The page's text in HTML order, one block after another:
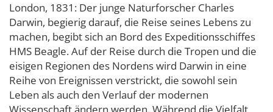
London, 1831: Der junge Naturforscher Charles
Darwin, begierig darauf, die Reise seines Lebens zu
machen, begibt sich an Bord des Expeditionsschiffes
HMS Beagle. Auf der Reise durch die Tropen und die
eisigen Regionen des Nordens wird Darwin in eine
Reihe von Ereignissen verstrickt, die sowohl sein
Leben als auch den Verlauf der modernen